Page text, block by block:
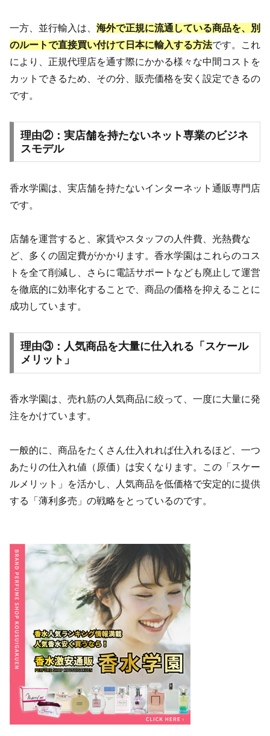
一方、並行輸入は、 海外で正規に流通している商品を、別
のルートで直接買い付けて日本に輸入する方法です。これ
により、正規代理店を通す際にかかる様々な中間コストを
カットできるため、その分、販売価格を安く設定できるの
です。
理由②：実店舗を持たないネット専業のビジネ
スモデル
香水学園は、実店舗を持たないインターネット通販専門店
です。
店舗を運営すると、家賃やスタッフの人件費、光熱費な
ど、多くの固定費がかかります。香水学園はこれらのコス
トを全て削減し、さらに電話サポートなども廃止して運営
を徹底的に効率化することで、商品の価格を抑えることに
成功しています。
理由③：人気商品を大量に仕入れる「スケール
メリット」
香水学園は、売れ筋の人気商品に絞って、一度に大量に発
注をかけています。
一般的に、商品をたくさん仕入れれば仕入れるほど、一つ
あたりの仕入れ値（原価）は安くなります。この「スケー
ルメリット」を活かし、人気商品を低価格で安定的に提供
する「薄利多売」の戦略をとっているのです。